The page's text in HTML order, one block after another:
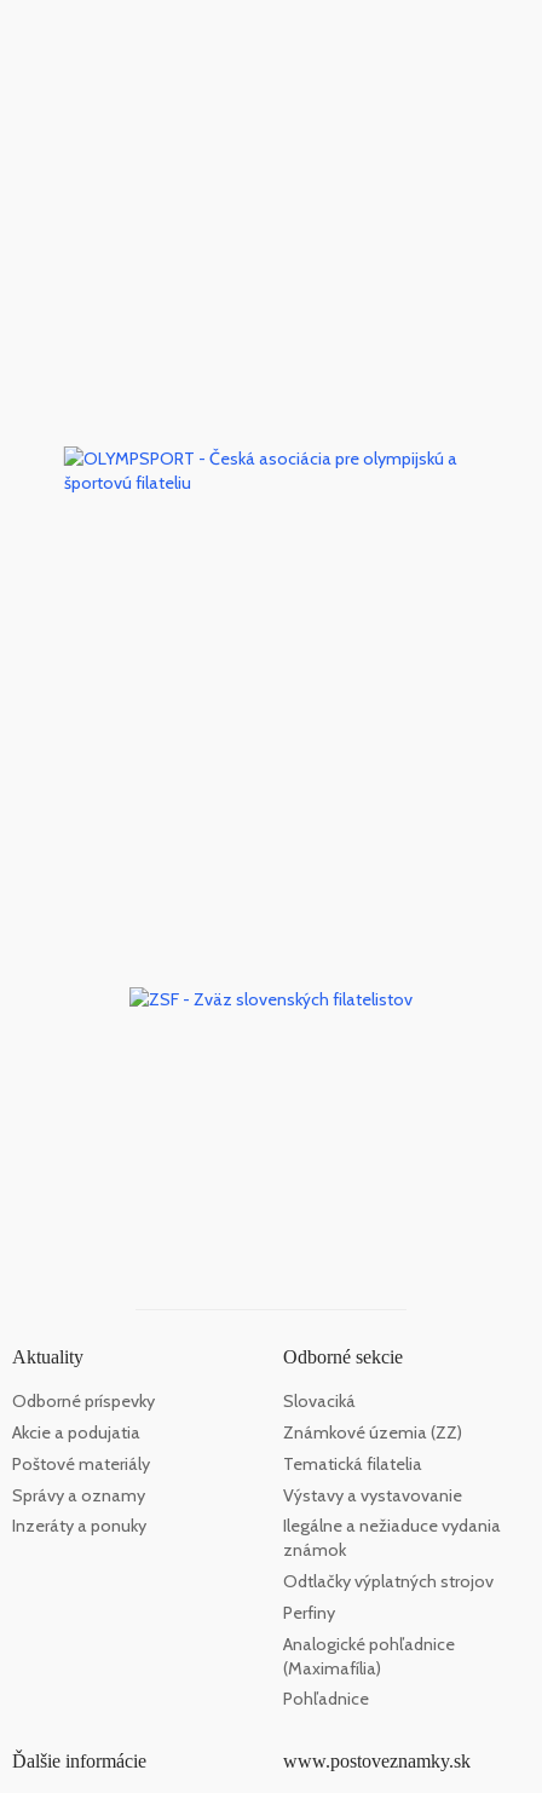
Aktuality
Odborné príspevky
Akcie a podujatia
Poštové materiály
Správy a oznamy
Inzeráty a ponuky
Odborné sekcie
Slovaciká
Známkové územia (ZZ)
Tematická filatelia
Výstavy a vystavovanie
Ilegálne a nežiaduce vydania
známok
Odtlačky výplatných strojov
Perfiny
Analogické pohľadnice
(Maximafília)
Pohľadnice
Ďalšie informácie www.postoveznamky.sk